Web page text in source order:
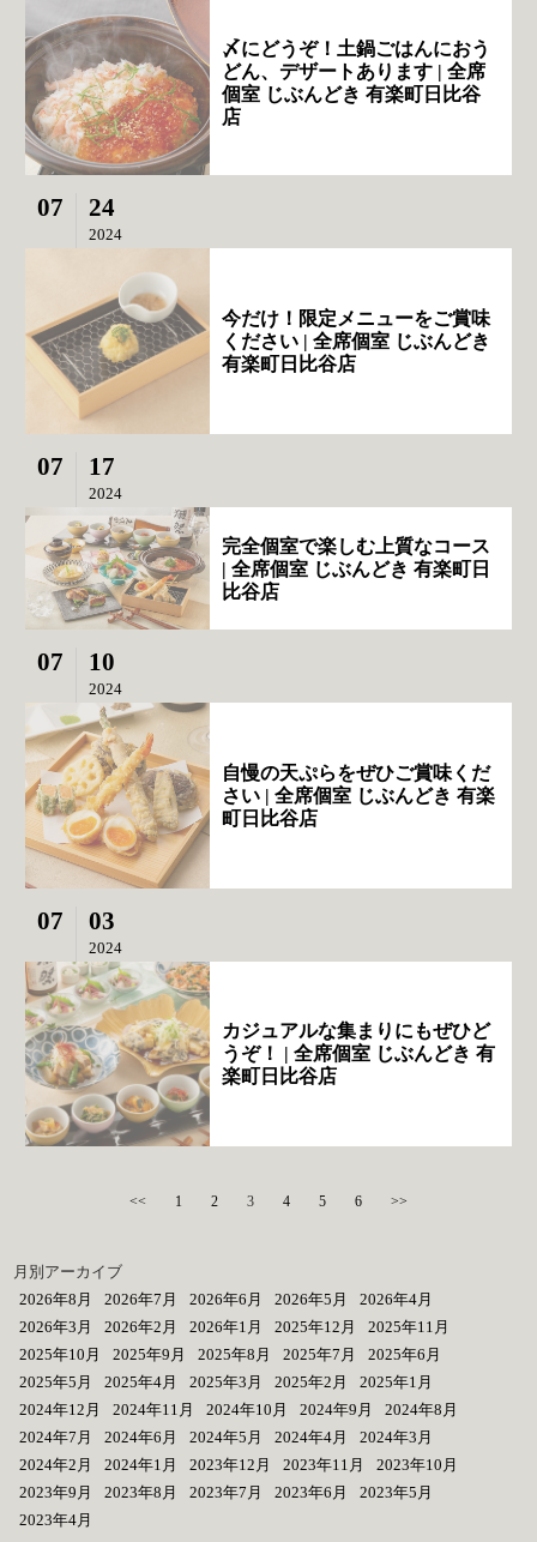
〆にどうぞ！土鍋ごはんにおう
どん、デザートあります | 全席
個室 じぶんどき 有楽町日比谷
店
07 24
2024
今だけ！限定メニューをご賞味
ください | 全席個室 じぶんどき
有楽町日比谷店
07 17
2024
完全個室で楽しむ上質なコース
| 全席個室 じぶんどき 有楽町日
比谷店
07 10
2024
自慢の天ぷらをぜひご賞味くだ
さい | 全席個室 じぶんどき 有楽
町日比谷店
07 03
2024
カジュアルな集まりにもぜひど
うぞ！ | 全席個室 じぶんどき 有
楽町日比谷店
<< 1 2 3 4 5 6 >>
月別アーカイブ
2026年8月
2026年7月 2026年6月 2026年5月
2026年4月
2026年3月
2026年2月 2026年1月 2025年12月
2025年11月
2025年10月
2025年9月 2025年8月 2025年7月
2025年6月
2025年5月
2025年4月 2025年3月 2025年2月
2025年1月
2024年12月
2024年11月 2024年10月 2024年9月
2024年8月
2024年7月
2024年6月 2024年5月 2024年4月
2024年3月
2024年2月
2024年1月 2023年12月 2023年11月
2023年10月
2023年9月
2023年8月 2023年7月 2023年6月
2023年5月
2023年4月